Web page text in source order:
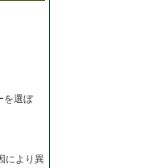
を選ぼ
により異